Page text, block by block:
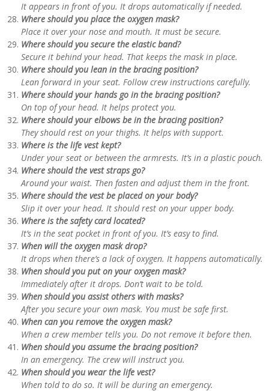
It appears in front of you. It drops automatically if needed.
Where should you place the oxygen mask?
Place it over your nose and mouth. It must be secure.
Where should you secure the elastic band?
Secure it behind your head. That keeps the mask in place.
Where should you lean in the bracing position?
Lean forward in your seat. Follow crew instructions carefully.
Where should your hands go in the bracing position?
On top of your head. It helps protect you.
Where should your elbows be in the bracing position?
They should rest on your thighs. It helps with support.
Where is the life vest kept?
Under your seat or between the armrests. It’s in a plastic pouch.
Where should the vest straps go?
Around your waist. Then fasten and adjust them in the front.
Where should the vest be placed on your body?
Slip it over your head. It should rest on your upper body.
Where is the safety card located?
It’s in the seat pocket in front of you. It’s easy to find.
When will the oxygen mask drop?
It drops when there’s a lack of oxygen. It happens automatically.
When should you put on your oxygen mask?
Immediately after it drops. Don’t wait to be told.
When should you assist others with masks?
After you secure your own mask. You must be safe first.
When can you remove the oxygen mask?
When a crew member tells you. Do not remove it before then.
When should you assume the bracing position?
In an emergency. The crew will instruct you.
When should you wear the life vest?
When told to do so. It will be during an emergency.